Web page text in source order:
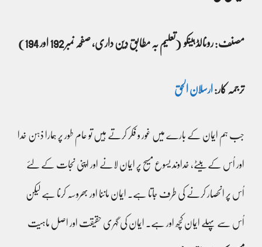
مصنف: رونالڈ ہینکو (تعلیم بہ مطابق دِین داری، صفحہ نمبر 192 اور 194)
ترجمہ کار:ارسلان الحق
جب ہم ایمان کے بارے میں غور و فکر کرتے ہیں تو عام طور پر ہمارا ذہن خدا
اور اُس کے بیٹے، خداوند یسوع مسیح پر ایمان لانے اور اپنی نجات کے لئے
اُس پر انحصار کرنے کی طرف جاتا ہے۔ ایمان ماننا اور بھروسہ کرنا ہے لیکن
اُس سے پہلے ایمان کچھ اور ہے۔ ایمان کی گہری حقیقت اور اصل ماہیت